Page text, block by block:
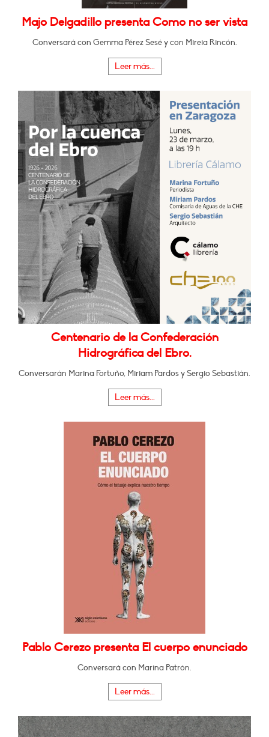
Majo Delgadillo presenta Como no ser vista
Conversará con Gemma Pérez Sesé y con Mireia Rincón.
Leer más...
Centenario de la Confederación
Hidrográfica del Ebro.
Conversarán Marina Fortuño, Miriam Pardos y Sergio Sebastián.
Leer más...
Pablo Cerezo presenta El cuerpo enunciado
Conversará con Marina Patrón.
Leer más...